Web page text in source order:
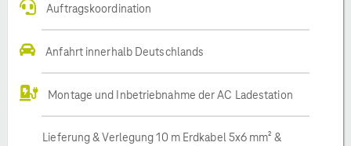
Auftragskoordination
Anfahrt innerhalb Deutschlands
Montage und Inbetriebnahme der AC Ladestation
Lieferung & Verlegung 10 m Erdkabel 5x6 mm² &